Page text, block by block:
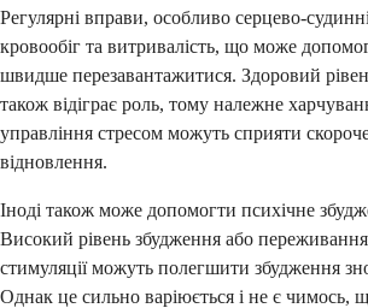
Регулярні вправи, особливо серцево-
кровообіг та витривалість, що може
швидше перезавантажитися. Здоровий
також відіграє роль, тому належне
управління стресом можуть сприяти
відновлення.
Іноді також може допомогти психічне
Високий рівень збудження або
стимуляції можуть полегшити збудження
Однак це сильно варіюється і не є чимось,